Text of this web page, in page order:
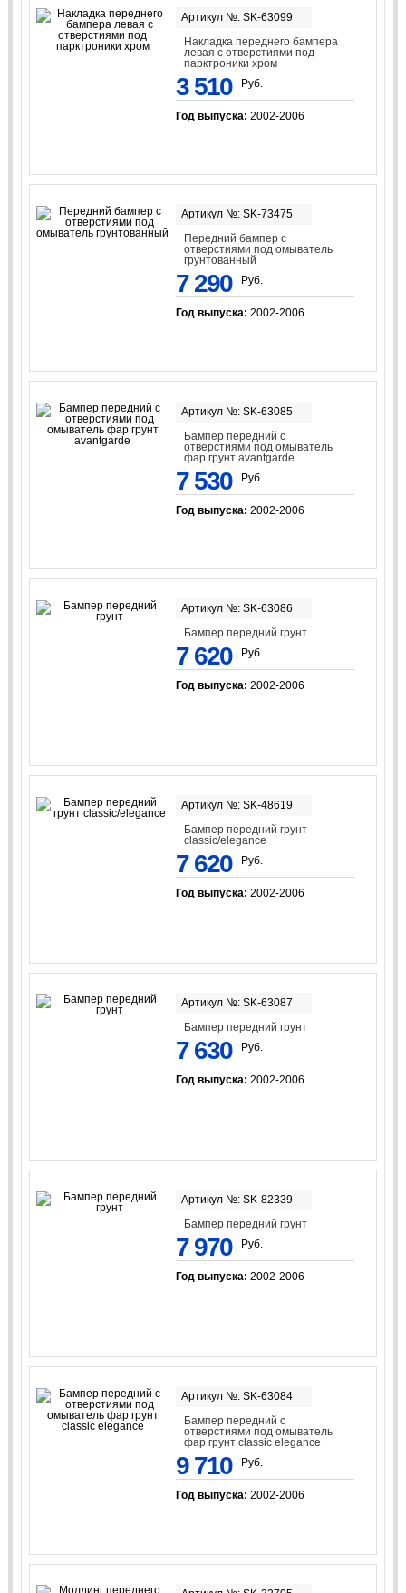
Артикул №: SK-63099
Накладка переднего бампера
левая с отверстиями под
парктроники хром
3 510 Руб.
Год выпуска: 2002-2006
Артикул №: SK-73475
Передний бампер с
отверстиями под омыватель
грунтованный
7 290 Руб.
Год выпуска: 2002-2006
Артикул №: SK-63085
Бампер передний с
отверстиями под омыватель
фар грунт avantgarde
7 530 Руб.
Год выпуска: 2002-2006
Артикул №: SK-63086
Бампер передний грунт
7 620 Руб.
Год выпуска: 2002-2006
Артикул №: SK-48619
Бампер передний грунт
classic/elegancе
7 620 Руб.
Год выпуска: 2002-2006
Артикул №: SK-63087
Бампер передний грунт
7 630 Руб.
Год выпуска: 2002-2006
Артикул №: SK-82339
Бампер передний грунт
7 970 Руб.
Год выпуска: 2002-2006
Артикул №: SK-63084
Бампер передний с
отверстиями под омыватель
фар грунт classic elegance
9 710 Руб.
Год выпуска: 2002-2006